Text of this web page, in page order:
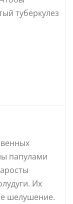
туберкулез
папулами
Их
шелушение.